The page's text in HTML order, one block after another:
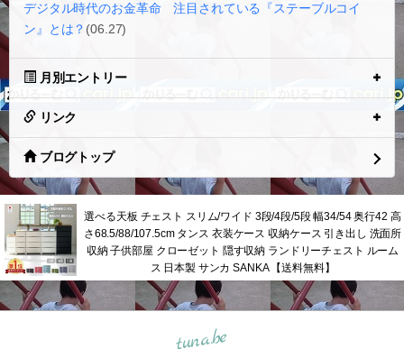
デジタル時代のお金革命 注目されている『ステーブルコイ
ン』とは？ (06.27)
月別エントリー
リンク
ブログトップ
選べる天板 チェスト スリム/ワイド 3段/4段/5段 幅34/54 奥行42 高
さ68.5/88/107.5cm タンス 衣装ケース 収納ケース 引き出し 洗面所
収納 子供部屋 クローゼット 隠す収納 ランドリーチェスト ルーム
ス 日本製 サンカ SANKA 【送料無料】
tuna.be